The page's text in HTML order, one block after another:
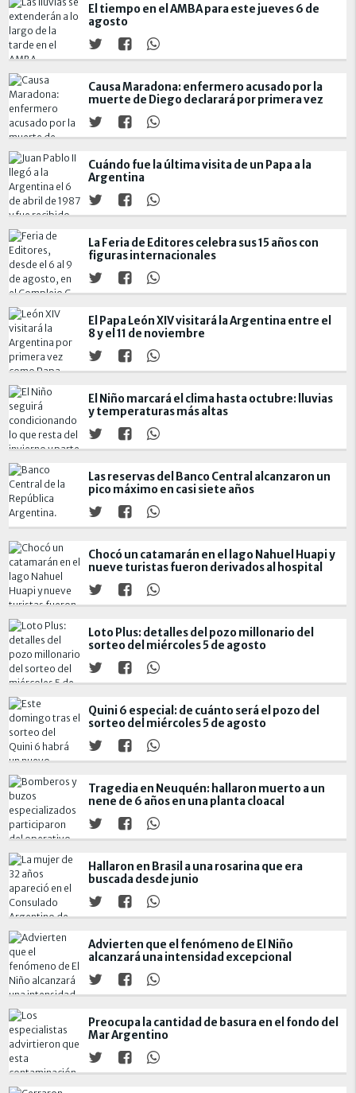
El tiempo en el AMBA para este jueves 6 de
agosto
Causa Maradona: enfermero acusado por la
muerte de Diego declarará por primera vez
Cuándo fue la última visita de un Papa a la
Argentina
La Feria de Editores celebra sus 15 años con
figuras internacionales
El Papa León XIV visitará la Argentina entre el
8 y el 11 de noviembre
El Niño marcará el clima hasta octubre: lluvias
y temperaturas más altas
Las reservas del Banco Central alcanzaron un
pico máximo en casi siete años
Chocó un catamarán en el lago Nahuel Huapi y
nueve turistas fueron derivados al hospital
Loto Plus: detalles del pozo millonario del
sorteo del miércoles 5 de agosto
Quini 6 especial: de cuánto será el pozo del
sorteo del miércoles 5 de agosto
Tragedia en Neuquén: hallaron muerto a un
nene de 6 años en una planta cloacal
Hallaron en Brasil a una rosarina que era
buscada desde junio
Advierten que el fenómeno de El Niño
alcanzará una intensidad excepcional
Preocupa la cantidad de basura en el fondo del
Mar Argentino